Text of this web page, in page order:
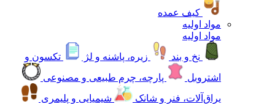
کیف عمده
مواد اولیه
مواد اولیه
نخ و بند
زیره، پاشنه و لژ
تکسون و
اشتروبل
پارچه، چرم طبیعی و مصنوعی
یراق‌آلات، فنر و شانک
شیمیایی و پلیمری